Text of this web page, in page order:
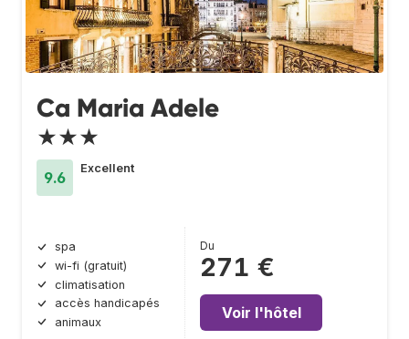
Ca Maria Adele
★★★
9.6
Excellent
spa
wi-fi (gratuit)
climatisation
accès handicapés
animaux
Du
271 €
Voir l'hôtel